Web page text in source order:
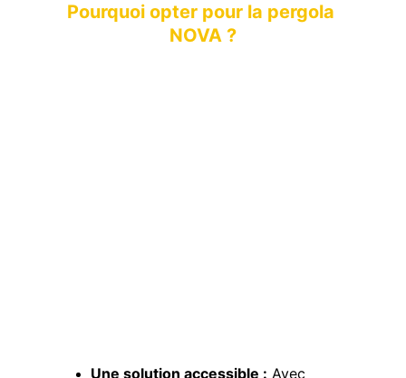
Pourquoi opter pour la pergola
NOVA ?
Une solution accessible : Avec